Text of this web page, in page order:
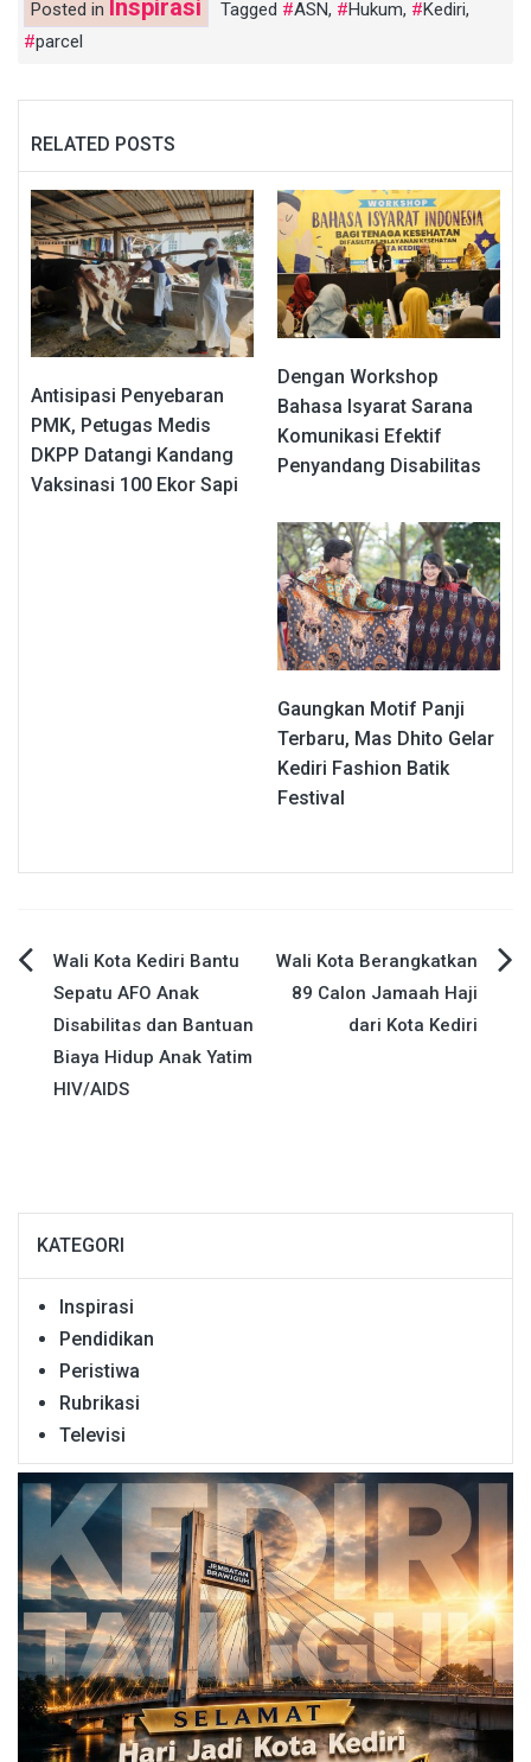
Posted in Inspirasi Tagged ASN, Hukum, Kediri,
parcel
RELATED POSTS
Antisipasi Penyebaran
PMK, Petugas Medis
DKPP Datangi Kandang
Vaksinasi 100 Ekor Sapi
Dengan Workshop
Bahasa Isyarat Sarana
Komunikasi Efektif
Penyandang Disabilitas
Gaungkan Motif Panji
Terbaru, Mas Dhito Gelar
Kediri Fashion Batik
Festival
Navigasi
pos
Wali Kota Kediri Bantu
Sepatu AFO Anak
Disabilitas dan Bantuan
Biaya Hidup Anak Yatim
HIV/AIDS
Wali Kota Berangkatkan
89 Calon Jamaah Haji
dari Kota Kediri
KATEGORI
Inspirasi
Pendidikan
Peristiwa
Rubrikasi
Televisi